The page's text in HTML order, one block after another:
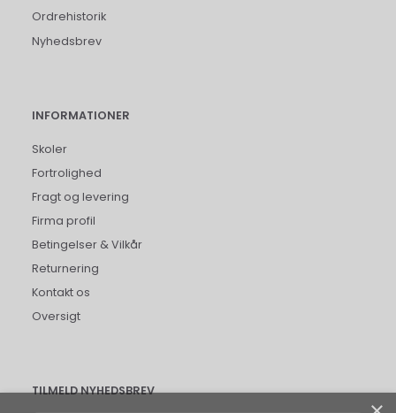
Ordrehistorik
Nyhedsbrev
INFORMATIONER
Skoler
Fortrolighed
Fragt og levering
Firma profil
Betingelser & Vilkår
Returnering
Kontakt os
Oversigt
TILMELD NYHEDSBREV